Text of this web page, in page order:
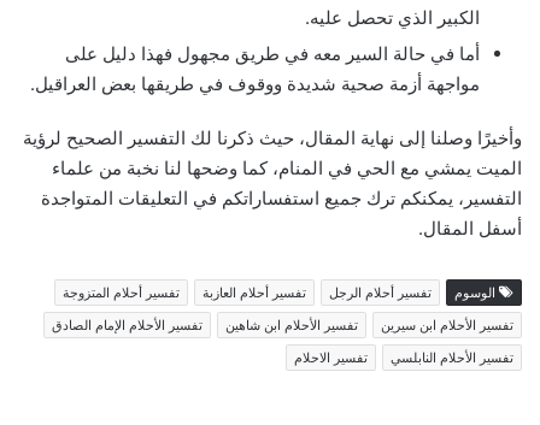
الكبير الذي تحصل عليه.
أما في حالة السير معه في طريق مجهول فهذا دليل على
مواجهة أزمة صحية شديدة ووقوف في طريقها بعض العراقيل.
وأخيرًا وصلنا إلى نهاية المقال، حيث ذكرنا لك التفسير الصحيح لرؤية
الميت يمشي مع الحي في المنام، كما وضحها لنا نخبة من علماء
التفسير، يمكنكم ترك جميع استفساراتكم في التعليقات المتواجدة
أسفل المقال.
الوسوم تفسير أحلام الرجل تفسير أحلام العازبة
تفسير أحلام المتزوجة
تفسير الأحلام ابن سيرين
تفسير الأحلام ابن شاهين
تفسير الأحلام الإمام الصادق
تفسير الأحلام النابلسي
تفسير الاحلام